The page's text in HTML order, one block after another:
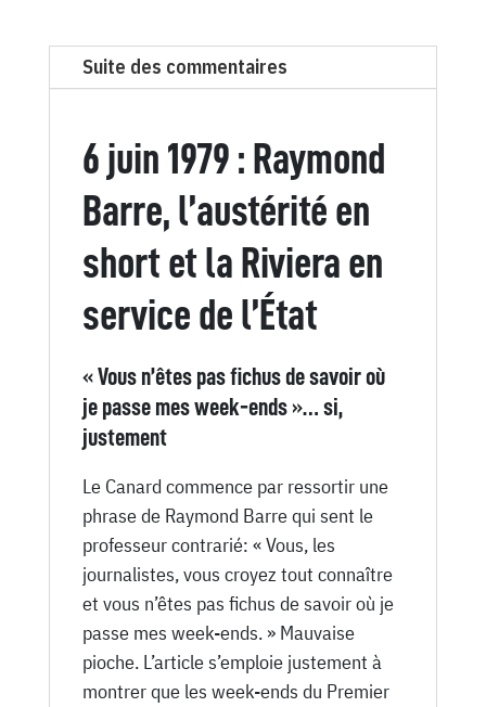
du
Canard
1979
Suite des commentaires
6 juin 1979 : Raymond
Barre, l’austérité en
short et la Riviera en
service de l’État
« Vous n’êtes pas fichus de savoir où
je passe mes week-ends »… si,
justement
Le Canard commence par ressortir une
phrase de Raymond Barre qui sent le
professeur contrarié: « Vous, les
journalistes, vous croyez tout connaître
et vous n’êtes pas fichus de savoir où je
passe mes week-ends. » Mauvaise
pioche. L’article s’emploie justement à
montrer que les week-ends du Premier